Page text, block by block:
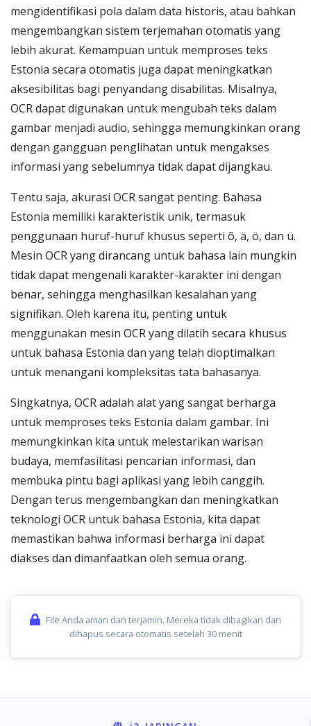
mengidentifikasi pola dalam data historis, atau bahkan
mengembangkan sistem terjemahan otomatis yang
lebih akurat. Kemampuan untuk memproses teks
Estonia secara otomatis juga dapat meningkatkan
aksesibilitas bagi penyandang disabilitas. Misalnya,
OCR dapat digunakan untuk mengubah teks dalam
gambar menjadi audio, sehingga memungkinkan orang
dengan gangguan penglihatan untuk mengakses
informasi yang sebelumnya tidak dapat dijangkau.
Tentu saja, akurasi OCR sangat penting. Bahasa
Estonia memiliki karakteristik unik, termasuk
penggunaan huruf-huruf khusus seperti õ, ä, ö, dan ü.
Mesin OCR yang dirancang untuk bahasa lain mungkin
tidak dapat mengenali karakter-karakter ini dengan
benar, sehingga menghasilkan kesalahan yang
signifikan. Oleh karena itu, penting untuk
menggunakan mesin OCR yang dilatih secara khusus
untuk bahasa Estonia dan yang telah dioptimalkan
untuk menangani kompleksitas tata bahasanya.
Singkatnya, OCR adalah alat yang sangat berharga
untuk memproses teks Estonia dalam gambar. Ini
memungkinkan kita untuk melestarikan warisan
budaya, memfasilitasi pencarian informasi, dan
membuka pintu bagi aplikasi yang lebih canggih.
Dengan terus mengembangkan dan meningkatkan
teknologi OCR untuk bahasa Estonia, kita dapat
memastikan bahwa informasi berharga ini dapat
diakses dan dimanfaatkan oleh semua orang.
File Anda aman dan terjamin. Mereka tidak dibagikan dan
dihapus secara otomatis setelah 30 menit